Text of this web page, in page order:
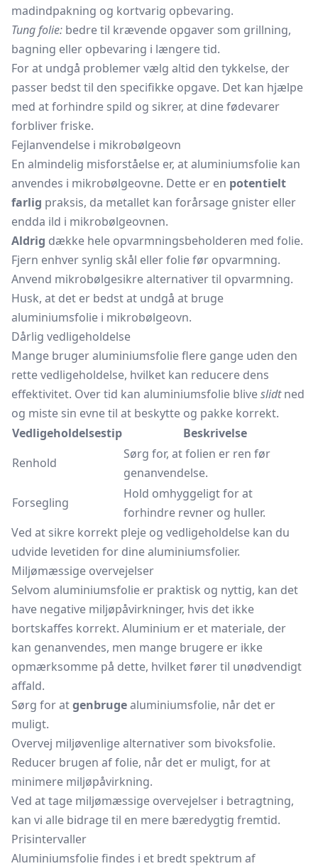
madindpakning og kortvarig opbevaring.
Tung folie: bedre til krævende opgaver som grillning,
bagning eller opbevaring i længere tid.
For at undgå problemer vælg altid den tykkelse, der
passer bedst til den specifikke opgave. Det kan hjælpe
med at forhindre spild og sikrer, at dine fødevarer
forbliver friske.
Fejlanvendelse i mikrobølgeovn
En almindelig misforståelse er, at aluminiumsfolie kan
anvendes i mikrobølgeovne. Dette er en potentielt
farlig praksis, da metallet kan forårsage gnister eller
endda ild i mikrobølgeovnen.
Aldrig dække hele opvarmningsbeholderen med folie.
Fjern enhver synlig skål eller folie før opvarmning.
Anvend mikrobølgesikre alternativer til opvarmning.
Husk, at det er bedst at undgå at bruge
aluminiumsfolie i mikrobølgeovn.
Dårlig vedligeholdelse
Mange bruger aluminiumsfolie flere gange uden den
rette vedligeholdelse, hvilket kan reducere dens
effektivitet. Over tid kan aluminiumsfolie bliveslidtned
og miste sin evne til at beskytte og pakke korrekt.
Vedligeholdelsestip
Beskrivelse
Renhold
Sørg for, at folien er ren før
genanvendelse.
Forsegling
Hold omhyggeligt for at
forhindre revner og huller.
Ved at sikre korrekt pleje og vedligeholdelse kan du
udvide levetiden for dine aluminiumsfolier.
Miljømæssige overvejelser
Selvom aluminiumsfolie er praktisk og nyttig, kan det
have negative miljøpåvirkninger, hvis det ikke
bortskaffes korrekt. Aluminium er et materiale, der
kan genanvendes, men mange brugere er ikke
opmærksomme på dette, hvilket fører til unødvendigt
affald.
Sørg for atgenbrugealuminiumsfolie, når det er
muligt.
Overvej miljøvenlige alternativer som bivoksfolie.
Reducer brugen af folie, når det er muligt, for at
minimere miljøpåvirkning.
Ved at tage miljømæssige overvejelser i betragtning,
kan vi alle bidrage til en mere bæredygtig fremtid.
Prisintervaller
Aluminiumsfolie findes i et bredt spektrum af